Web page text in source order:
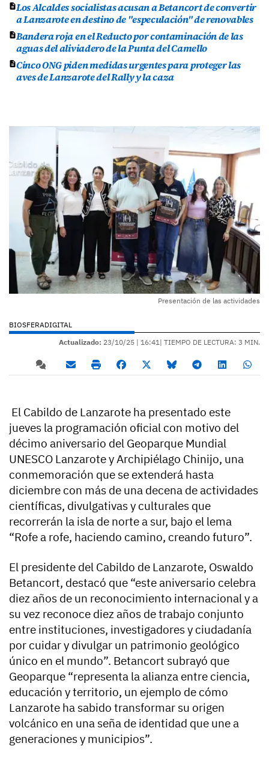
Los Alcaldes socialistas acusan a Betancort de convertir
a Lanzarote en destino de "especulación" de renovables
Bandera roja en el Reducto por contaminación de las
aguas del aliviadero de la Punta del Camello
Cinco ONG piden medidas urgentes para proteger las
aves de Lanzarote del Rally y la caza
Presentación de las actividades
BIOSFERADIGITAL
Actualizado: 23/10/25 | 16:41| TIEMPO DE LECTURA: 3 MIN.
El Cabildo de Lanzarote ha presentado este
jueves la programación oficial con motivo del
décimo aniversario del Geoparque Mundial
UNESCO Lanzarote y Archipiélago Chinijo, una
conmemoración que se extenderá hasta
diciembre con más de una decena de actividades
científicas, divulgativas y culturales que
recorrerán la isla de norte a sur, bajo el lema
“Rofe a rofe, haciendo camino, creando futuro”.
El presidente del Cabildo de Lanzarote, Oswaldo
Betancort, destacó que “este aniversario celebra
diez años de un reconocimiento internacional y a
su vez reconoce diez años de trabajo conjunto
entre instituciones, investigadores y ciudadanía
por cuidar y divulgar un patrimonio geológico
único en el mundo”. Betancort subrayó que
Geoparque “representa la alianza entre ciencia,
educación y territorio, un ejemplo de cómo
Lanzarote ha sabido transformar su origen
volcánico en una seña de identidad que une a
generaciones y municipios”.